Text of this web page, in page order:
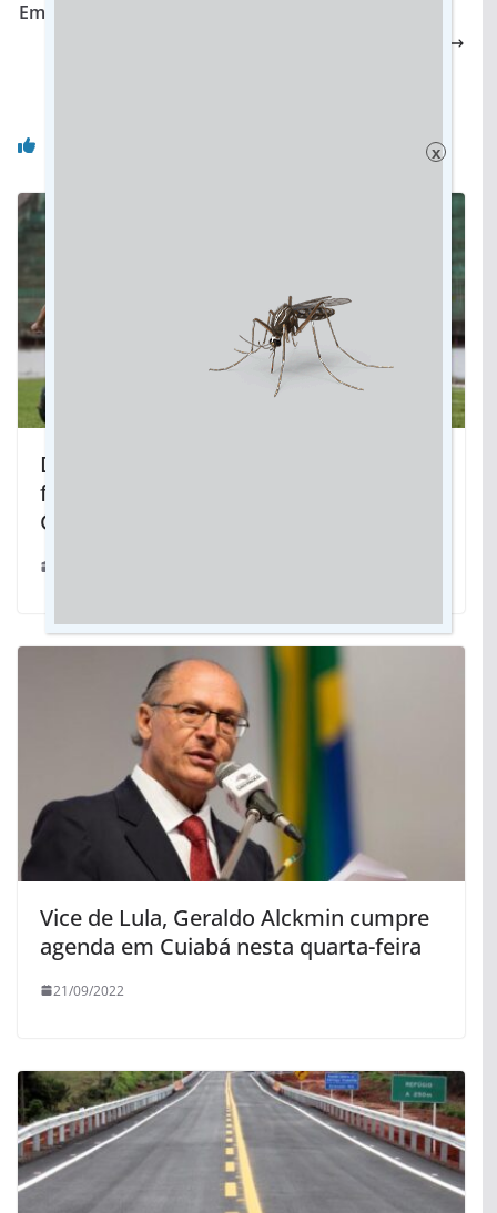
Em MS, ministros ressaltam parceria com Governo
DAC vence Corumbaense e está na
final do Campeonato Sul-Mato-
Grossense
Vice de Lula, Geraldo Alckmin cumpre
agenda em Cuiabá nesta quarta-feira
21/09/2022
x